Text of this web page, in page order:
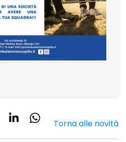
Torna alle novità